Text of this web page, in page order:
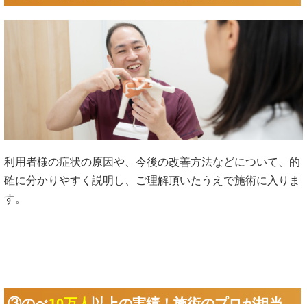
利用者様の症状の原因や、今後の改善方法などについて、的
確に分かりやすく説明し、ご理解頂いたうえで施術に入りま
す。